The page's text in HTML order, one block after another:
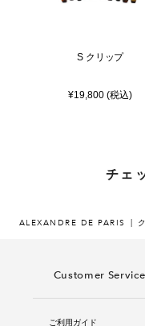
S クリップ
¥19,800 (税込)
チェ
ALEXANDRE DE PARIS
Customer Service
ご利用ガイド